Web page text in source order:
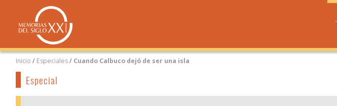
Inicio / Especiales/ Cuando Calbuco dejó de ser una isla
Especial